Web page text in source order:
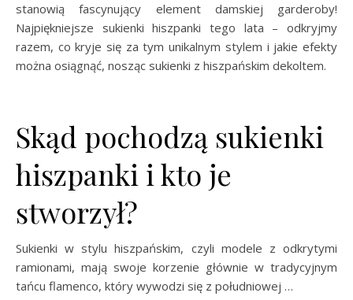
stanowią fascynujący element damskiej garderoby!
Najpiękniejsze sukienki hiszpanki tego lata – odkryjmy
razem, co kryje się za tym unikalnym stylem i jakie efekty
można osiągnąć, nosząc sukienki z hiszpańskim dekoltem.
Skąd pochodzą sukienki
hiszpanki i kto je
stworzył?
Sukienki w stylu hiszpańskim, czyli modele z odkrytymi
ramionami, mają swoje korzenie głównie w tradycyjnym
tańcu flamenco, który wywodzi się z południowej …